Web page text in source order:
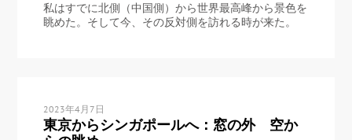
私はすでに北側（中国側）から世界最高峰から景色を
眺めた。そして今、その反対側を訪れる時が来た。
2023年4月7日
東京からシンガポールへ：窓の外 空か